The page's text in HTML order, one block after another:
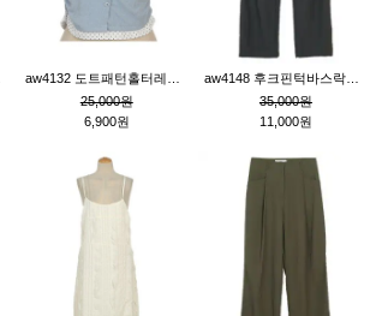
25,000원
6,900원
35,000원
11,000원